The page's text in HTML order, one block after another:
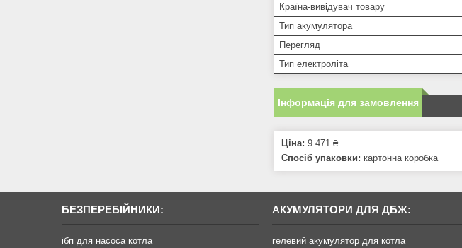
Країна-вивідувач товару
Тип акумулятора
Перегляд
Тип електроліта
Інформація для замовлення
Ціна: 9 471 ₴
Спосіб упаковки: картонна коробка
БЕЗПЕРЕБІЙНИКИ:
ібп для насоса котла
АКУМУЛЯТОРИ ДЛЯ ДБЖ:
гелевий акумулятор для котла